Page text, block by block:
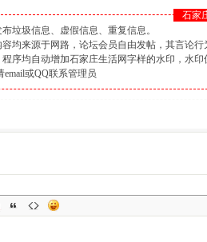
石家
垃圾信息、虚假信息、重复信息。
均来源于网路，论坛会员自由发帖，其言论行
程序均自动增加石家庄生活网字样的水印，水
email或QQ联系管理员